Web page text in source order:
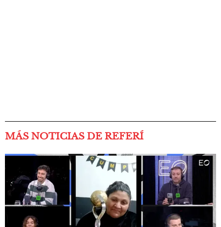
MÁS NOTICIAS DE REFERÍ